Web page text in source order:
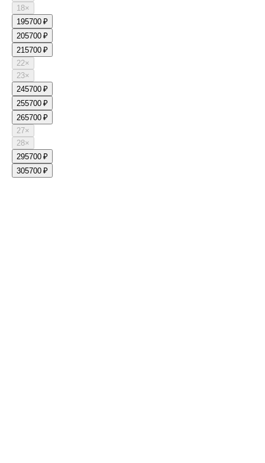
18×
195700 ₽
205700 ₽
215700 ₽
22×
23×
245700 ₽
255700 ₽
265700 ₽
27×
28×
295700 ₽
305700 ₽